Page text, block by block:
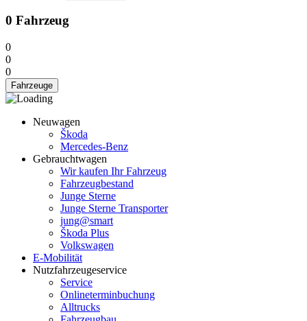
0 Fahrzeug
0
0
0
Fahrzeuge
Neuwagen
Škoda
Mercedes-Benz
Gebrauchtwagen
Wir kaufen Ihr Fahrzeug
Fahrzeugbestand
Junge Sterne
Junge Sterne Transporter
jung@smart
Škoda Plus
Volkswagen
E-Mobilität
Nutzfahrzeugeservice
Service
Onlineterminbuchung
Alltrucks